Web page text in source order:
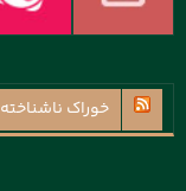
خوراک ناشناخته